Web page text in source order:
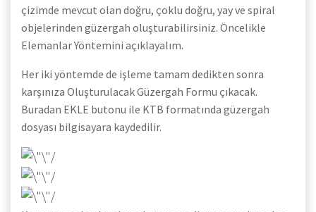
çizimde mevcut olan doğru, çoklu doğru, yay ve spiral
objelerinden güzergah oluşturabilirsiniz. Öncelikle
Elemanlar Yöntemini açıklayalım.
Her iki yöntemde de işleme tamam dedikten sonra
karşınıza Oluşturulacak Güzergah Formu çıkacak.
Buradan EKLE butonu ile KTB formatında güzergah
dosyası bilgisayara kaydedilir.